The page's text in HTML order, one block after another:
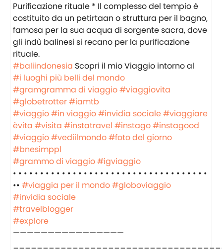
Purificazione rituale * Il complesso del tempio è
costituito da un petirtaan o struttura per il bagno,
famosa per la sua acqua di sorgente sacra, dove
gli indù balinesi si recano per la purificazione
rituale.
#baliindonesia ‍️Scopri il mio Viaggio intorno al
#i luoghi più belli del mondo
#gramgramma di viaggio#viaggiovita
#globetrotter#iamtb
#viaggio#in viaggio#invidia sociale#viaggiare
èvita #visita #instatravel #instago#instagood
#viaggio#vediilmondo#foto del giorno
#bnesimppl
#grammo di viaggio#igviaggio
• • • • • • • • • • • • • • • • • • • • • • • • • • • • • • • • • • • •
•• #viaggia per il mondo#globoviaggio
#invidia sociale
#travelblogger
#explore
————————————————